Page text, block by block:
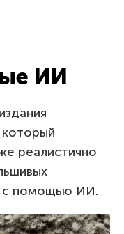
ИИ
реалистично
с помощью ИИ.